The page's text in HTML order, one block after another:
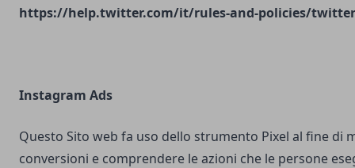
https://help.twitter.com/it/rules-and-policies/
Instagram Ads
Questo Sito web fa uso dello strumento Pixel al fine di
conversioni e comprendere le azioni che le persone